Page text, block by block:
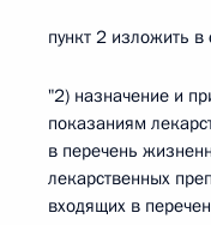
пункт 2 изложить
"2) назначение и
показаниям
в перечень
лекарственных
входящих в